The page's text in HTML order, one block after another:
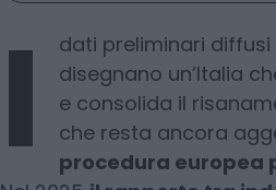
I
dati preliminari diffusi
disegnano un’Italia
e consolida il
che resta ancora
procedura europea